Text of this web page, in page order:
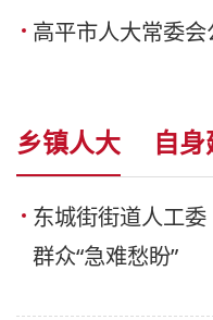
高平市人大常委会
乡镇人大 自
东城街街道人工委
群众“急难愁盼”